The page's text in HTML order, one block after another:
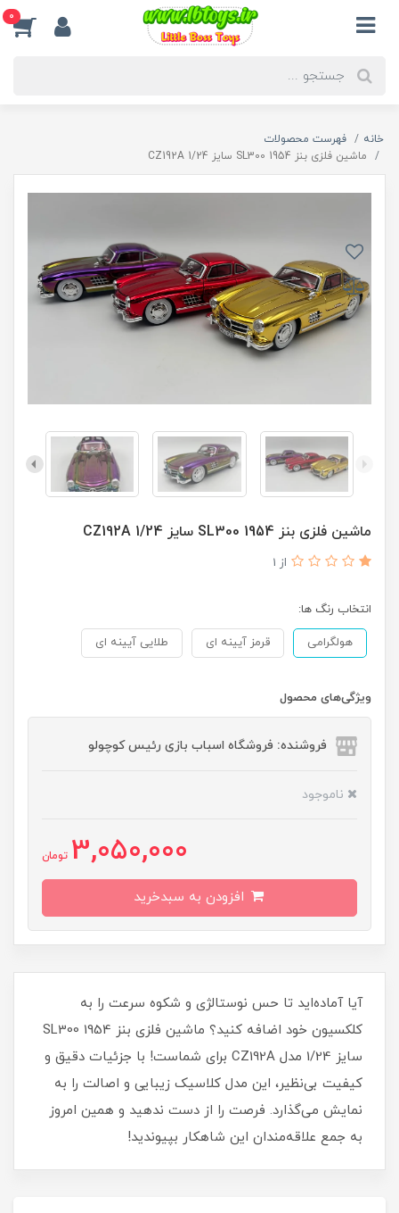
0
خانه
فهرست محصولات
ماشین فلزی بنز 1954 SL300 سایز 1/24 CZ192A
ماشین فلزی بنز 1954 SL300 سایز 1/24 CZ192A
از 1
انتخاب رنگ ها:
هولگرامی قرمز آیینه ای طلایی آیینه ای
ویژگی‌های محصول
فروشنده: فروشگاه اسباب بازی رئیس کوچولو
ناموجود
3,050,000 تومان
آیا آماده‌اید تا حس نوستالژی و شکوه سرعت را به
کلکسیون خود اضافه کنید؟ ماشین فلزی بنز 1954 SL300
سایز 1/24 مدل CZ192A برای شماست! با جزئیات دقیق و
کیفیت بی‌نظیر، این مدل کلاسیک زیبایی و اصالت را به
نمایش می‌گذارد. فرصت را از دست ندهید و همین امروز
به جمع علاقه‌مندان این شاهکار بپیوندید!